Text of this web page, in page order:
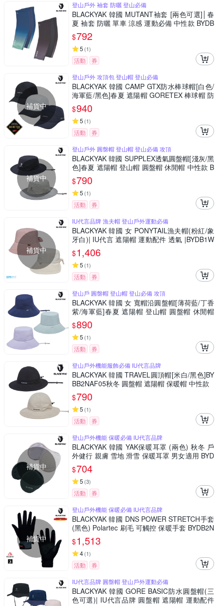
登山戶外 袖套 防曬 登山必備
BLACKYAK 韓國 MUTANT袖套 [兩色可選]│春
夏 袖套 防曬 單車 涼感 運動必備 中性款 BYDB
1NAM02
$792
5 (1)
活動 券
補貨中
登山戶外 攻頂包 登山帽 登山必備
BLACKYAK 韓國 CAMP GTX防水棒球帽[白色/
海軍藍/黑色]春夏 遮陽帽 GORETEX 棒球帽 防
水帽 中性款 BYCB1NAH02
$940
5 (1)
活動 券
補貨中
登山戶外 圓盤帽 登山帽 登山必備 攻頂
BLACKYAK 韓國 SUPPLEX透氣圓盤帽[淺灰/黑
色]春夏 遮陽帽 登山帽 圓盤帽 休閒帽 中性款 B
YCB1NAF01
$790
5 (1)
活動 券
補貨中
IU代言品牌 漁夫帽 登山戶外運動必備
BLACKYAK 韓國 女 PONYTAIL漁夫帽(粉紅/象
牙白)| IU代言 遮陽帽 運動配件 透氣 |BYDB1W
AF02
$1,406
5 (1)
活動
券
登山戶 圓盤帽 登山帽 登山必備 攻頂
BLACKYAK 韓國 女 寬帽沿圓盤帽[薄荷藍/丁香
紫/海軍藍]春夏 遮陽帽 登山帽 圓盤帽 休閒帽
女性款 BYCB1WAF03
$890
5 (1)
活動
券
登山戶外機能服飾必備 IU代言品牌
BLACKYAK 韓國 TRAVEL圓頂帽[米白/黑色]BY
BB2NAF05秋冬 圓盤帽 遮陽帽 保暖帽 中性款
$790
5 (1)
活動 券
補貨中
登山戶外機能 保暖必備 IU代言品牌
BLACKYAK 韓國 YAK保暖耳罩 (兩色) 秋冬 戶
外健行 親膚 雪地 滑雪 保暖耳罩 男女適用 BYD
B2NAW01
$704
5 (3)
活動 券
補貨中
登山戶外機能 保暖必備 IU代言品牌
BLACKYAK 韓國 DNS POWER STRETCH手套
(黑色) Polartec 刷毛 可觸控 保暖手套 BYDB2N
AN03
$1,513
4(1)
活動
券
IU代言品牌 圓盤帽 登山戶外運動必備
BLACKYAK 韓國 GORE BASIC防水圓盤帽(三
色可選)| IU代言品牌 圓盤帽 遮陽帽 運動配件